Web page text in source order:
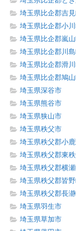
埼玉県比企郡吉見
埼玉県比企郡小川
埼玉県比企郡嵐山
埼玉県比企郡川島
埼玉県比企郡滑川
埼玉県比企郡鳩山
埼玉県深谷市
埼玉県熊谷市
埼玉県狭山市
埼玉県秩父市
埼玉県秩父郡小鹿
埼玉県秩父郡東
埼玉県秩父郡横瀬
埼玉県秩父郡皆野
埼玉県秩父郡長瀞
埼玉県羽生市
埼玉県草加市